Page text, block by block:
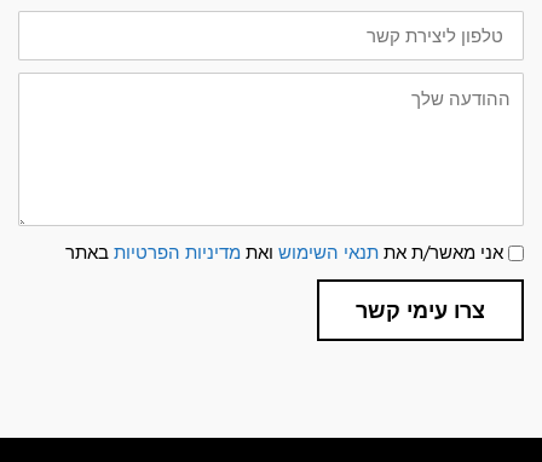
טלפון
ליצירת
קשר
ההודעה
שלך
תנאי
שימוש
ומדיניות
פרטיות
אני מאשר/ת את תנאי השימוש ואת מדיניות הפרטיות באתר
צרו עימי קשר